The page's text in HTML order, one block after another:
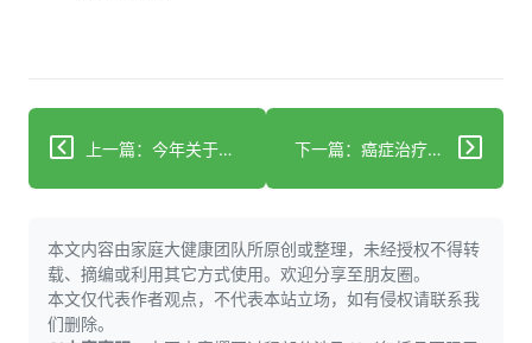
上一篇：今年关于阿尔茨海默病的五项令人惊喜的研究进展 下一篇：癌症治疗突破：创新药物为患者带来新希望
本文内容由家庭大健康团队所原创或整理，未经授权不得转
载、摘编或利用其它方式使用。欢迎分享至朋友圈。
本文仅代表作者观点，不代表本站立场，如有侵权请联系我
们删除。